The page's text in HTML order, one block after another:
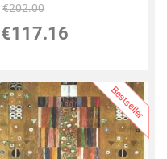
€202.00
€117.16
Bestseller